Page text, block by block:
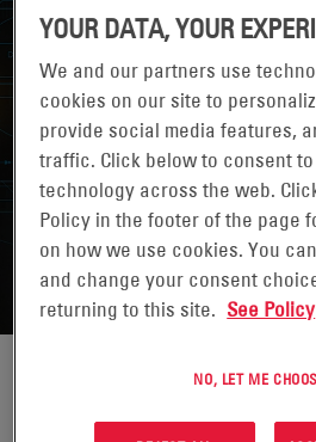
POLITYKA JAKOŚCI
YOUR DATA, YOUR
We and our partners use
cookies on our site to
provide social media features,
traffic. Click below to consent
technology across the web.
Policy in the footer of the page
on how we use cookies. You
and change your consent
returning to this site. See Policy
NO, LET ME